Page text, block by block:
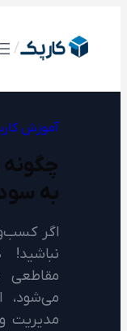
/
آموزش
چگونه
به
اگر
مقاطعی
می‌شود،
مدیریت